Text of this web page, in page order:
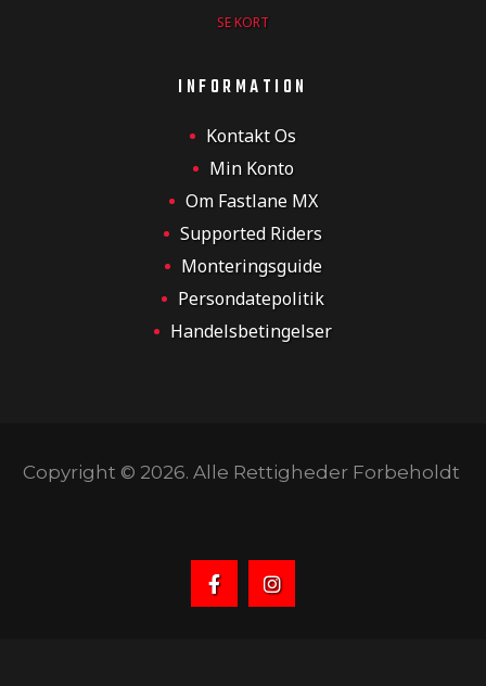
SE KORT
INFORMATION
Kontakt Os
Min Konto
Om Fastlane MX
Supported Riders
Monteringsguide
Persondatepolitik
Handelsbetingelser
Copyright © 2026. Alle Rettigheder Forbeholdt